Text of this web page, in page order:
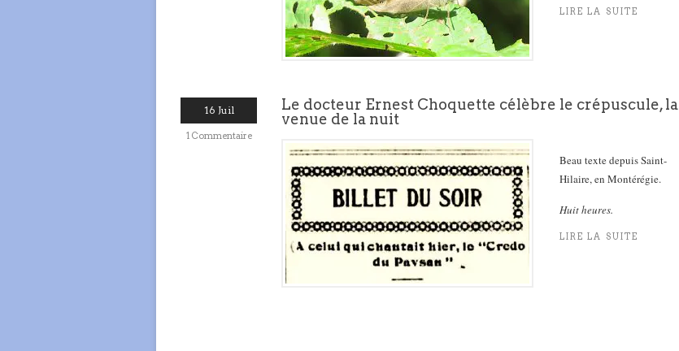
LIRE LA SUITE
16 Juil
1 Commentaire
Le docteur Ernest Choquette célèbre le crépuscule, la
venue de la nuit
Beau texte depuis Saint-
Hilaire, en Montérégie.
Huit heures.
LIRE LA SUITE